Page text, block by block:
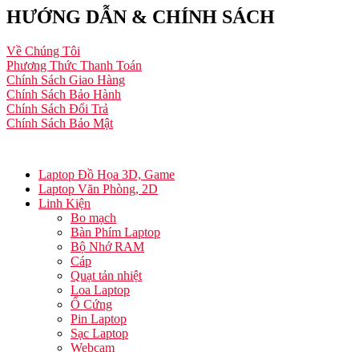
HƯỚNG DẪN & CHÍNH SÁCH
Về Chúng Tôi
Phương Thức Thanh Toán
Chính Sách Giao Hàng
Chính Sách Bảo Hành
Chính Sách Đổi Trả
Chính Sách Bảo Mật
Laptop Đồ Họa 3D, Game
Laptop Văn Phòng, 2D
Linh Kiện
Bo mạch
Bàn Phím Laptop
Bộ Nhớ RAM
Cáp
Quạt tản nhiệt
Loa Laptop
Ổ Cứng
Pin Laptop
Sạc Laptop
Webcam